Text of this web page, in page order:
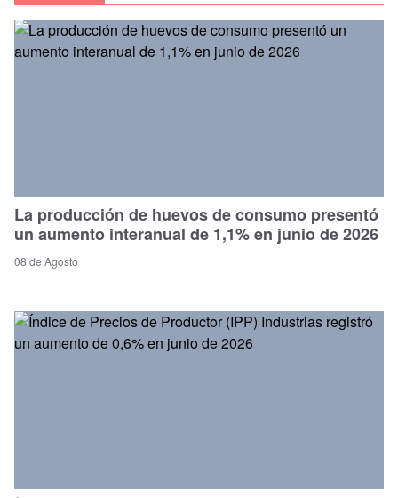
La producción de huevos de consumo presentó
un aumento interanual de 1,1% en junio de 2026
08 de Agosto